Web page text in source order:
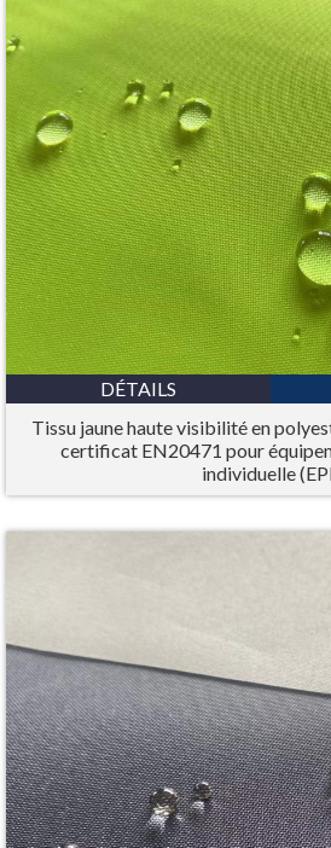
DÉTAILS
Tissu jaune haute visibilité en
certificat EN20471 pour
individuelle